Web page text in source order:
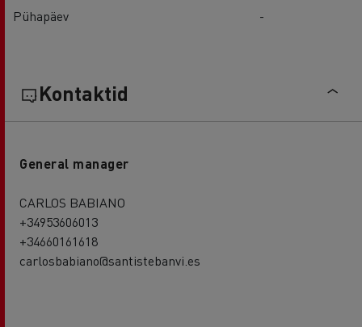
Pühapäev
-
Kontaktid
General manager
CARLOS BABIANO
+34953606013
+34660161618
carlosbabiano@santistebanvi.es